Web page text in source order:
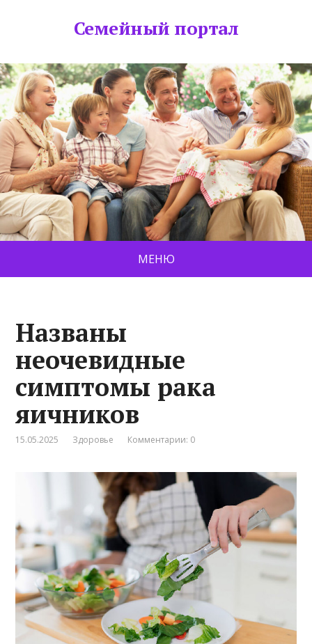
Семейный портал
МЕНЮ
Названы
неочевидные
симптомы рака
яичников
15.05.2025 Здоровье Комментарии: 0